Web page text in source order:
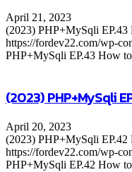
April 21, 2023
(2023) PHP+MySqli
https://fordev22.com/wp-
PHP+MySqli EP.43 How
(2023) PHP+MySqli
April 20, 2023
(2023) PHP+MySqli
https://fordev22.com/wp-
PHP+MySqli EP.42 How